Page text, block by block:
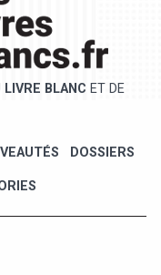
LIVRE BLANC ET DE
DOSSIERS